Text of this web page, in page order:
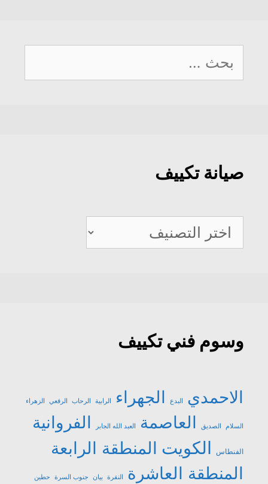
عن:
صيانة تكييف
صيانة
تكييف
وسوم فني تكييف
الاحمدي البدع الجهراء الرابية الرحاب الرقعي الزهراء
السلام الصديق العاصمة العبد الله الجابر الفروانية
الفنطاس الكويت المنطقة الرابعة
المنطقة العاشرة
النقرة بيان جنوب السرة حطين